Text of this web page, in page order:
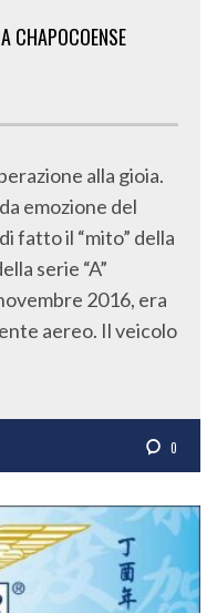
CHAPOCOENSE
alla gioia.
emozione del
fatto il “mito” della
serie “A”
2016, era
aereo. Il veicolo
0